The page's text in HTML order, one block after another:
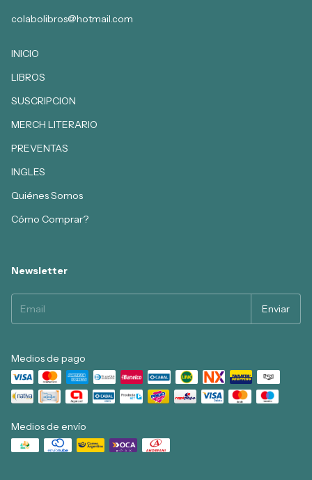
colabolibros@hotmail.com
INICIO
LIBROS
SUSCRIPCION
MERCH LITERARIO
PREVENTAS
INGLES
Quiénes Somos
Cómo Comprar?
Newsletter
Medios de pago
Medios de envío